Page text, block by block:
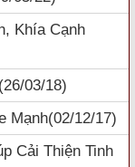
Khía Cạnh
(26/03/18)
Mạnh(02/12/17)
Cải Thiện Tinh